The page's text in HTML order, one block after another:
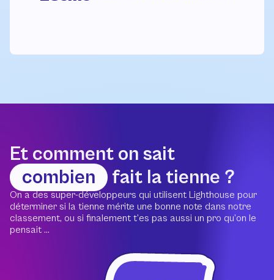
Et comment on sait
combien
fait la tienne ?
On a des super-développeurs qui utilisent Lighthouse pour
déterminer si la tienne mérite une bonne note dans notre
classement, ou si finalement t’es pas aussi un pro qu’on le
pensait ...